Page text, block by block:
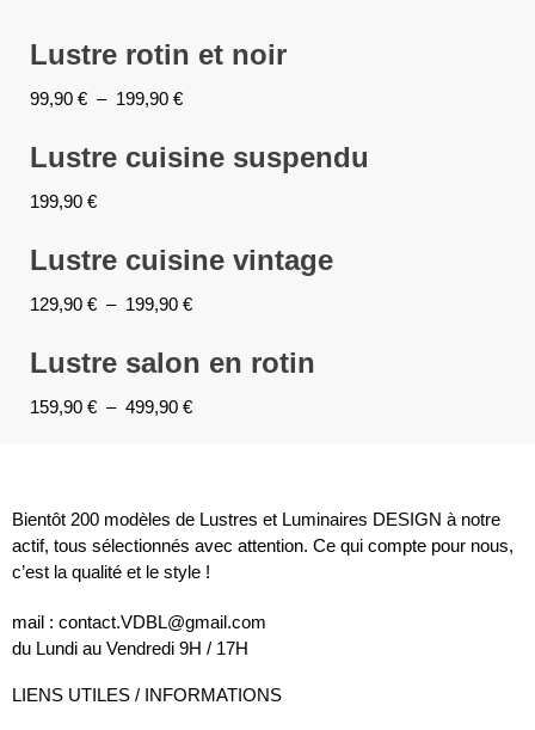
Lustre rotin et noir
99,90 € – 199,90 €
Lustre cuisine suspendu
199,90 €
Lustre cuisine vintage
129,90 € – 199,90 €
Lustre salon en rotin
159,90 € – 499,90 €
Bientôt 200 modèles de Lustres et Luminaires DESIGN à notre
actif, tous sélectionnés avec attention. Ce qui compte pour nous,
c’est la qualité et le style !
mail : contact.VDBL@gmail.com
du Lundi au Vendredi 9H / 17H
LIENS UTILES / INFORMATIONS